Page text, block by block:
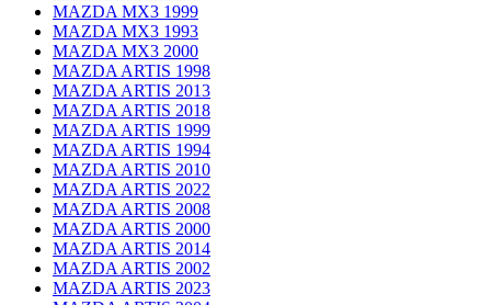
MAZDA MX3 1999
MAZDA MX3 1993
MAZDA MX3 2000
MAZDA ARTIS 1998
MAZDA ARTIS 2013
MAZDA ARTIS 2018
MAZDA ARTIS 1999
MAZDA ARTIS 1994
MAZDA ARTIS 2010
MAZDA ARTIS 2022
MAZDA ARTIS 2008
MAZDA ARTIS 2000
MAZDA ARTIS 2014
MAZDA ARTIS 2002
MAZDA ARTIS 2023